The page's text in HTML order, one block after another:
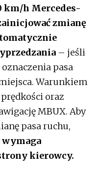
km/h Mercedes-
zmianę
– jeśli
pasa
Warunkiem
oraz
MBUX. Aby
pasa ruchu,
kierowcy.